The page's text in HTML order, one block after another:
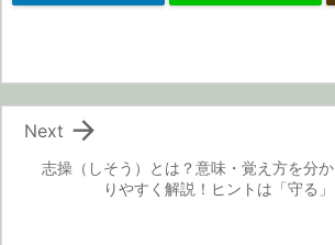
志操（しそう）とは？意味・覚え方を分か
りやすく解説！ヒントは「守る」

Next